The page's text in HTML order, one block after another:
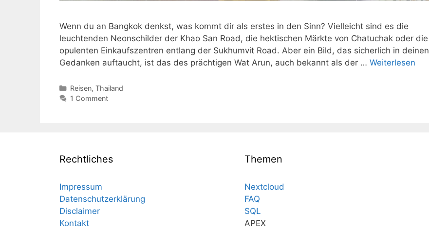
Wenn du an Bangkok denkst, was kommt dir als erstes in den Sinn? Vielleicht sind es die
leuchtenden Neonschilder der Khao San Road, die hektischen Märkte von Chatuchak oder die
opulenten Einkaufszentren entlang der Sukhumvit Road. Aber ein Bild, das sicherlich in deinen
Gedanken auftaucht, ist das des prächtigen Wat Arun, auch bekannt als der … Weiterlesen
Kategorien
Reisen, Thailand
1 Comment
Rechtliches
Impressum
Datenschutzerklärung
Disclaimer
Kontakt
Themen
Nextcloud
FAQ
SQL
APEX